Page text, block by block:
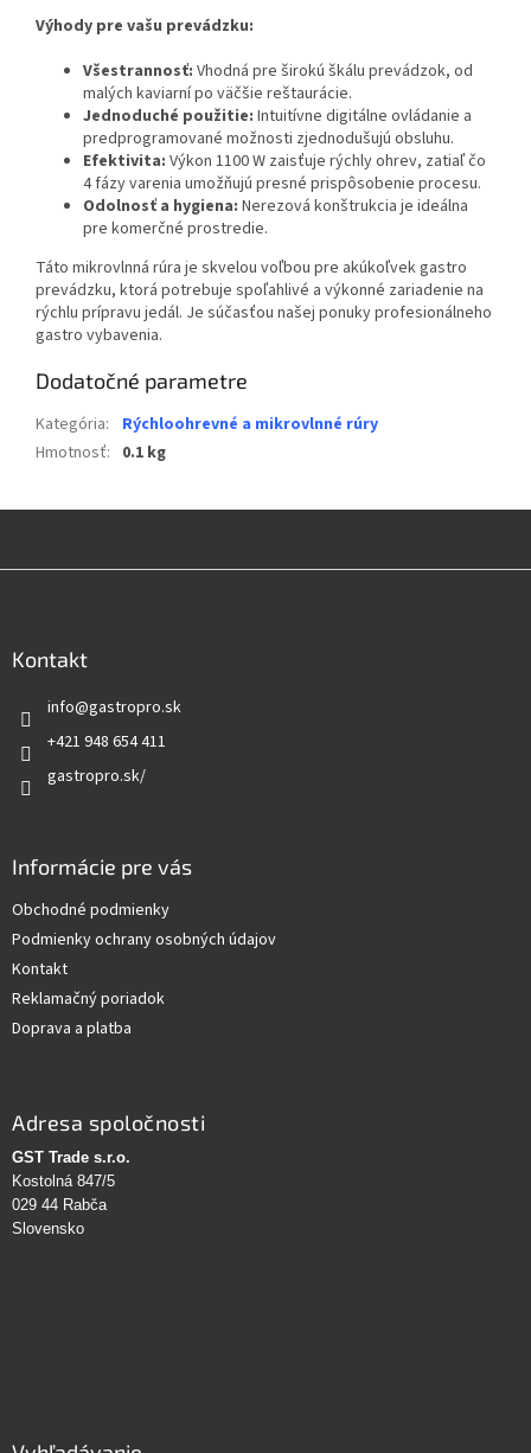
Výhody pre vašu prevádzku:
Všestrannosť: Vhodná pre širokú škálu prevádzok, od
malých kaviarní po väčšie reštaurácie.
Jednoduché použitie: Intuitívne digitálne ovládanie a
predprogramované možnosti zjednodušujú obsluhu.
Efektivita: Výkon 1100 W zaisťuje rýchly ohrev, zatiaľ čo
4 fázy varenia umožňujú presné prispôsobenie procesu.
Odolnosť a hygiena: Nerezová konštrukcia je ideálna
pre komerčné prostredie.
Táto mikrovlnná rúra je skvelou voľbou pre akúkoľvek gastro
prevádzku, ktorá potrebuje spoľahlivé a výkonné zariadenie na
rýchlu prípravu jedál. Je súčasťou našej ponuky profesionálneho
gastro vybavenia.
Dodatočné parametre
Kategória:
Rýchloohrevné a mikrovlnné rúry
Hmotnosť: 0.1 kg
Kontakt
info@gastropro.sk
+421 948 654 411
gastropro.sk/
Informácie pre vás
Obchodné podmienky
Podmienky ochrany osobných údajov
Kontakt
Reklamačný poriadok
Doprava a platba
Adresa spoločnosti
GST Trade s.r.o.
Kostolná 847/5
029 44 Rabča
Slovensko